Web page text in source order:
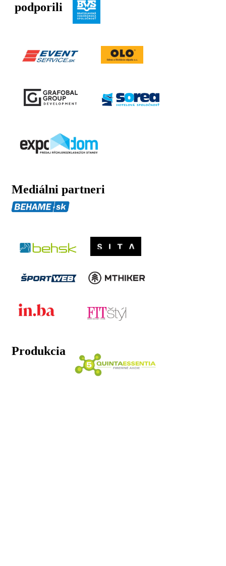
podporili
Mediálni partneri
Produkcia